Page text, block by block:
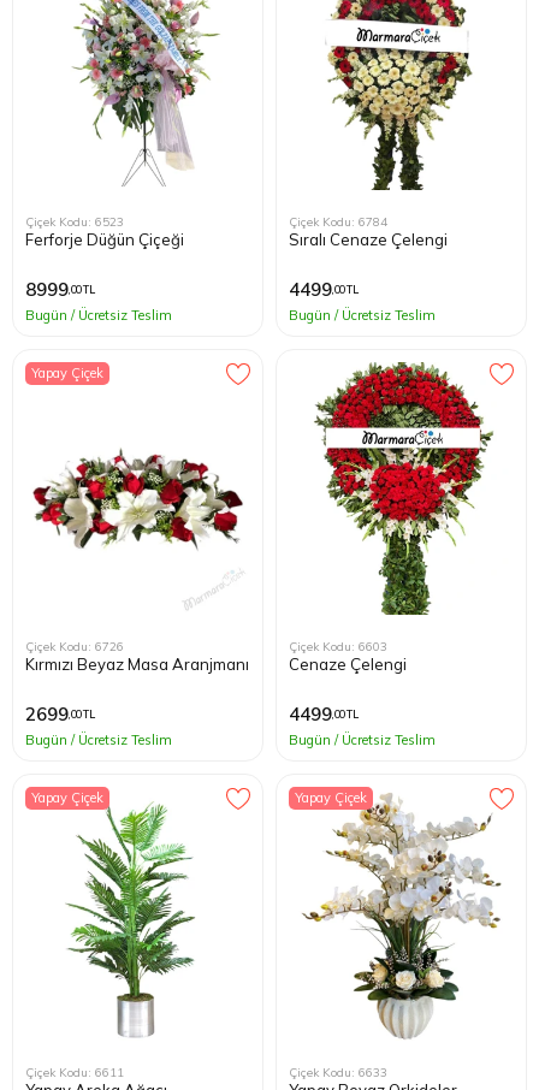
Çiçek Kodu: 6523
Ferforje Düğün Çiçeği
8999,00 TL
Bugün / Ücretsiz Teslim
Çiçek Kodu: 6784
Sıralı Cenaze Çelengi
4499,00 TL
Bugün / Ücretsiz Teslim
Yapay Çiçek
Çiçek Kodu: 6726
Kırmızı Beyaz Masa Aranjmanı
2699,00 TL
Bugün / Ücretsiz Teslim
Çiçek Kodu: 6603
Cenaze Çelengi
4499,00 TL
Bugün / Ücretsiz Teslim
Yapay Çiçek
Çiçek Kodu: 6611
Yapay Çiçek
Çiçek Kodu: 6633